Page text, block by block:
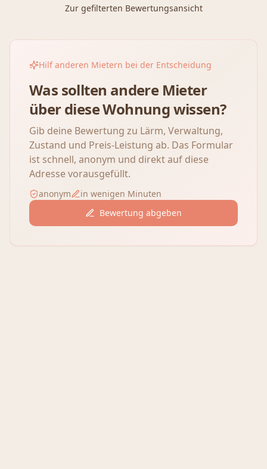
Zur gefilterten Bewertungsansicht
Hilf anderen Mietern bei der Entscheidung
Was sollten andere Mieter
über diese Wohnung wissen?
Gib deine Bewertung zu Lärm, Verwaltung,
Zustand und Preis-Leistung ab. Das Formular
ist schnell, anonym und direkt auf diese
Adresse vorausgefüllt.
anonym
in wenigen Minuten
Bewertung abgeben